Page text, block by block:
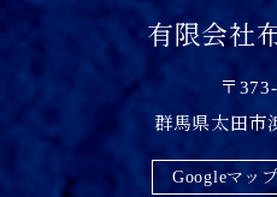
有限会社
〒
群馬県太田市
Googleマッ